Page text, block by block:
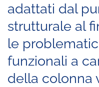
adattati dal
strutturale al
le
funzionali a
della colonna